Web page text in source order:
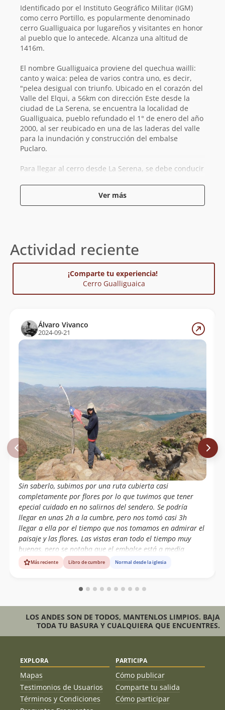
Identificado por el Instituto Geográfico Militar (IGM)
como cerro Portillo, es popularmente denominado
cerro Gualliguaica por lugareños y visitantes en honor
al pueblo que lo antecede. Alcanza una altitud de
1416m.
El nombre Gualliguaica proviene del quechua wailli:
canto y waica: pelea de varios contra uno, es decir,
"pelea desigual con triunfo. Ubicado en el corazón del
Valle del Elqui, a 56km con dirección Este desde la
ciudad de La Serena, se encuentra la localidad de
Gualliguaica, pueblo refundado el 1° de enero del año
2000, al ser reubicado en una de las laderas del valle
para la inundación y construcción del embalse
Puclaro.
Para llegar al cerro desde La Serena, se debe conducir
camino D-345, se recorren 4km para llegar a la
localidad de Gualliguaica. Una vez en el pueblo hay
que dirigirse hacia la reinstalada iglesia San José que
camino muy marcado, se puede realizar durante una
una vista privilegiada al embalse Puclaro, a la ciudad
de Vicuña y al Valle del Elqui. Se debe tener la
precaución, como en la mayoría de los cerros de la
3 litros de agua.
El cerro Gualliguaica forma parte de un original
proyecto llamado “Cumbres Literarias”, con que la
cumbres de la región de Coquimbo.
Referencia
Cumbres literarias: El ascenso de la poesía en la
región de Coquimbo. Viva Leer (2019).
Reporta un error
Ver más
Actividad reciente
¡Comparte tu experiencia!
Cerro Gualliguaica
Álvaro Vivanco
2024-09-21
Sin saberlo, subimos por una ruta cubierta casi
completamente por flores por lo que tuvimos que tener
epecial cuidado en no salirnos del sendero. Se podría
llegar en unas 2h a la cumbre, pero nos tomó casi 3h
llegar a ella por el tiempo que nos tomamos en admirar el
paisaje y las flores. Las vistas eran todo el tiempo muy
buenas, pero se notaba que el embalse está a media
capacidad. Cerro muy recomendable para hacer por el día
si es que se anda por la zona.
Más reciente Libro de cumbre Normal desde la iglesia
LOS ANDES SON DE TODOS, MANTENLOS LIMPIOS. BAJA
TODA TU BASURA Y CUALQUIERA QUE ENCUENTRES.
EXPLORA
Mapas
Testimonios de Usuarios
Términos y Condiciones
PARTICIPA
Cómo publicar
Comparte tu salida
Cómo participar